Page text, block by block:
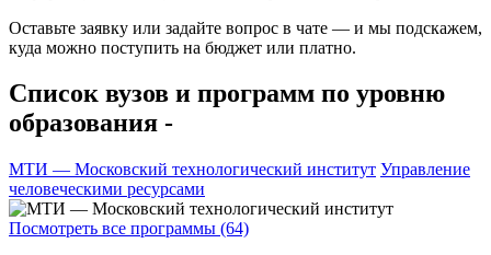
Оставьте заявку или задайте вопрос в чате — и мы подскажем,
куда можно поступить на бюджет или платно.
Список вузов и программ по уровню
образования -
МТИ — Московский технологический институт Управление
человеческими ресурсами
Посмотреть все программы (64)